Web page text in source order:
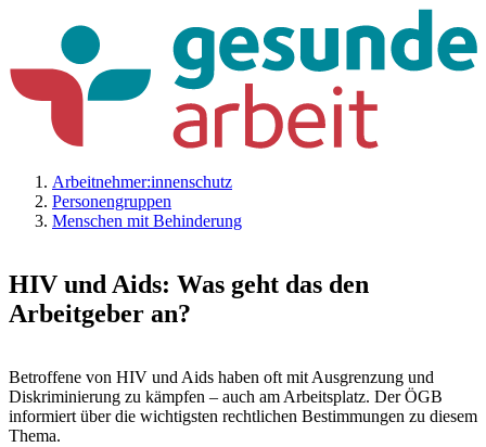
Arbeitnehmer:innenschutz
Personengruppen
Menschen mit Behinderung
HIV und Aids: Was geht das den
Arbeitgeber an?
Betroffene von HIV und Aids haben oft mit Ausgrenzung und
Diskriminierung zu kämpfen – auch am Arbeitsplatz. Der ÖGB
informiert über die wichtigsten rechtlichen Bestimmungen zu diesem
Thema.